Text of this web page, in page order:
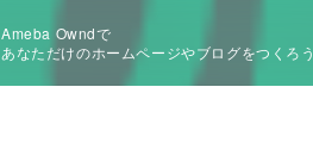
Ameba Owndで
あなただけのホームページやブログをつくろう